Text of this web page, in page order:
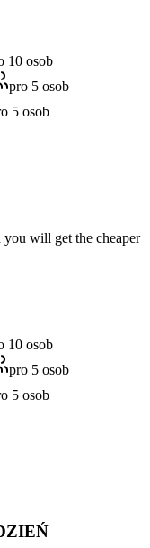
10 osob
pro 5 osob
5 osob
will get the cheaper
10 osob
pro 5 osob
5 osob